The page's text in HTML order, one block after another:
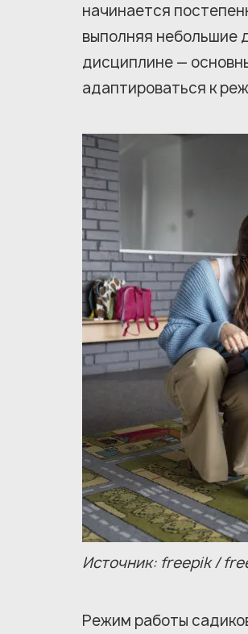
начинается
выполняя небольшие
дисциплине —
адаптироваться к
Источник: freepik /
Режим работы